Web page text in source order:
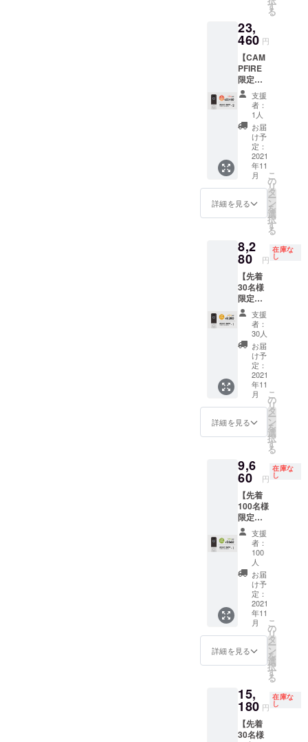
す。
る可能
性があ
りま
す。 ※
皆様の
ご支援
を頂け
たこと
によ
り、量
産体制
を整え
ること
ができ
たまし
正規販
売価格
格より
下がる
可能性
がござ
いま
す。
付け金
具×2
・説明
書兼保
証書(日
本語）
の商品
は量産
済みで
はあり
ます
が、製
品改良
などの
必要な
る可能
性があ
りま
す。 ※
皆様の
ご支援
を頂け
たこと
によ
り、量
産体制
を整え
ること
ができ
たまし
正規販
売価格
格より
下がる
可能性
がござ
いま
す。
■CAMP
定特別
価格(超
早割)
→20,70
0円(税
込・送
料込)
【希望
小売価
格
27,600
円の約
25%OF
F】 ・
本体×2
・レ
シー
具×2
セット
書兼保
証書(日
本語）
×2 ※こ
の商品
は量産
済みで
はあり
ます
が、製
品改良
などの
必要な
仕様の
性があ
りま
す。 ※
皆様の
ご支援
を頂け
たこと
によ
り、量
産体制
を整え
ること
ができ
たまし
たら、
が販売
予定価
可能性
がござ
いま
す。
す
る
23,
460 円
【CAM
PFIRE
限定】
『10%o
ff』スマ
ホでド
アホン
♪×1 ■ス
マホで
ドアホ
ン♪×2
■CAMP
FIRE限
定特別
価格(早
0円(税
込・送
料込)
【希望
小売価
格
27,600
円の約
10%OF
F】 ・
本体×2
・レ
シー
バー×2
・取り
付け金
具×2
証書(日
本語）
の商品
は量産
済みで
はあり
ます
が、製
品改良
などの
必要な
仕様の
変更が
発生す
る可能
りま
す。 ※
を頂け
たこと
によ
り、量
支援
者：
1人
お届
け予
定：
2021
年11
月
詳細を見る
こ
の
リ
タ
ー
ン
を
選
択
す
る
8,2
80 円
在庫な
し
【先着
30名様
限定早
割 】
『約
40％オ
フ』ス
マホで
ドアホ
ン♪×1 ■
先着30
名様 ■
スマホ
でドア
ホン
FIRE限
定特別
価格(超
早割)
→8,280
円(税
込・送
料込)
【希望
小売価
格
13,800
円の約
40%OF
F】 ・
本体×1
・レ
シー
具×1
セット
・説明
書兼保
証書(日
支援
者：
30人
お届
け予
定：
2021
年11
月
詳細を見る
こ
の
リ
タ
ー
ン
を
選
択
す
る
9,6
60 円
在庫な
し
【先着
100名様
限定早
割】
『約
30％オ
フ』ス
マホで
ドアホ
ン♪×1 ■
先着100
名様 ■
スマホ
でドア
ホン
■CAMP
定特別
価格(早
→9,660
円(税
支援
者：
100
人
お届
け予
定：
2021
年11
月
詳細を見る
こ
の
リ
タ
ー
ン
を
選
択
す
る
15,
180 円
在庫な
し
【先着
30名様